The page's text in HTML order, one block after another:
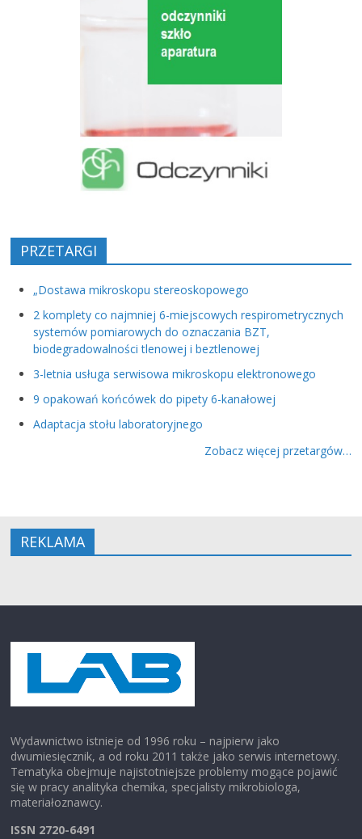
PRZETARGI
„Dostawa mikroskopu stereoskopowego
2 komplety co najmniej 6-miejscowych respirometrycznych
systemów pomiarowych do oznaczania BZT,
biodegradowalności tlenowej i beztlenowej
3-letnia usługa serwisowa mikroskopu elektronowego
9 opakowań końcówek do pipety 6-kanałowej
Adaptacja stołu laboratoryjnego
Zobacz więcej przetargów…
REKLAMA
Wydawnictwo istnieje od 1996 roku – najpierw jako
dwumiesięcznik, a od roku 2011 także jako serwis internetowy.
Tematyka obejmuje najistotniejsze problemy mogące pojawić
się w pracy analityka chemika, specjalisty mikrobiologa,
materiałoznawcy.
ISSN 2720-6491